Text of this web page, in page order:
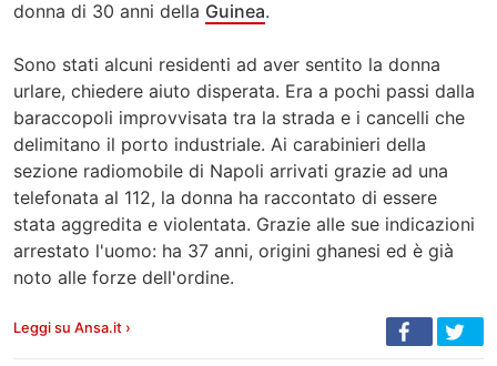
donna di 30 anni della Guinea.
Sono stati alcuni residenti ad aver sentito la donna
urlare, chiedere aiuto disperata. Era a pochi passi dalla
baraccopoli improvvisata tra la strada e i cancelli che
delimitano il porto industriale. Ai carabinieri della
sezione radiomobile di Napoli arrivati grazie ad una
telefonata al 112, la donna ha raccontato di essere
stata aggredita e violentata. Grazie alle sue indicazioni
arrestato l'uomo: ha 37 anni, origini ghanesi ed è già
noto alle forze dell'ordine.
Leggi su Ansa.it ›